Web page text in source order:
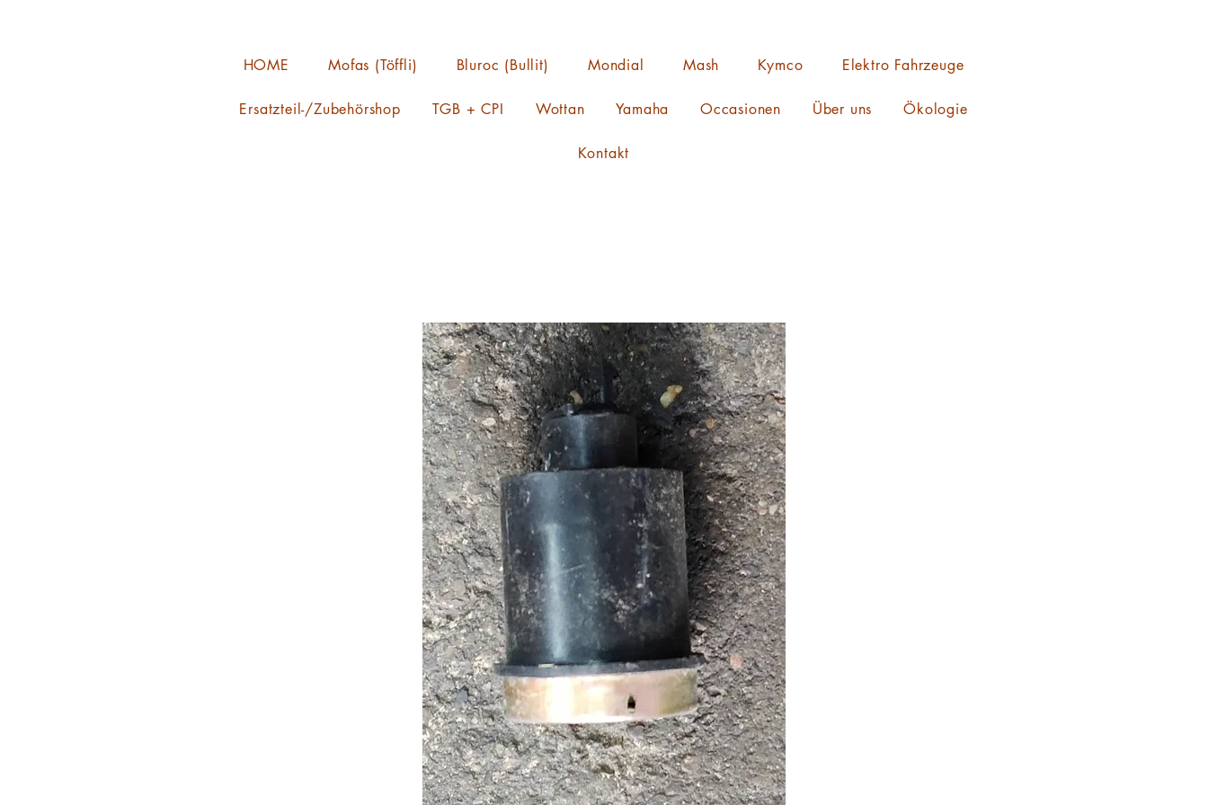
HOME Mofas (Töffli) Bluroc (Bullit) Mondial Mash Kymco Elektro Fahrzeuge
Ersatzteil-/Zubehörshop TGB + CPI Wottan Yamaha Occasionen Über uns Ökologie
Kontakt